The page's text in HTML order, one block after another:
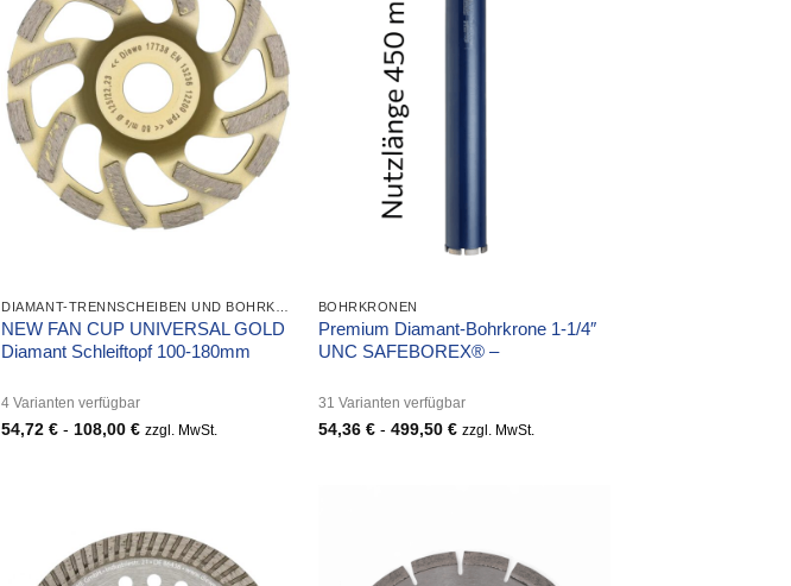
NEW FAN CUP UNIVERSAL GOLD
Diamant Schleiftopf 100-180mm
4 Varianten verfügbar
54,72€ -108,00€ zzgl. MwSt.
BOHRKRONEN
Premium Diamant-Bohrkrone 1-1/4″
UNC SAFEBOREX® –
31 Varianten verfügbar
54,36 €- 499,50 € zzgl. MwSt.